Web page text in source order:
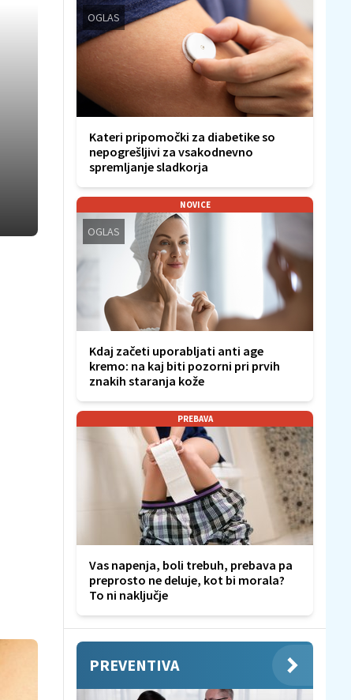
OGLAS
Kateri pripomočki za diabetike so
nepogrešljivi za vsakodnevno
spremljanje sladkorja
NOVICE
OGLAS
Kdaj začeti uporabljati anti age
kremo: na kaj biti pozorni pri prvih
znakih staranja kože
PREBAVA
Vas napenja, boli trebuh, prebava pa
preprosto ne deluje, kot bi morala?
To ni naključje
PREVENTIVA